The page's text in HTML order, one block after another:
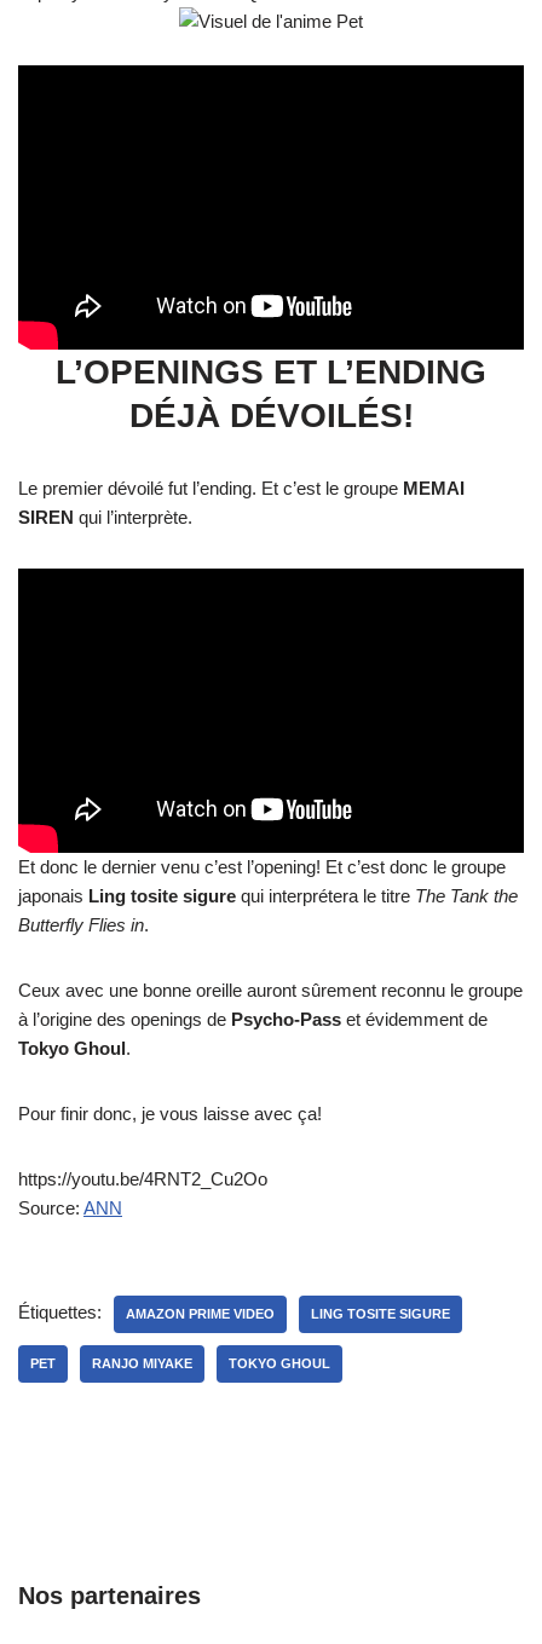
L’OPENINGS ET L’ENDING
DÉJÀ DÉVOILÉS!
Le premier dévoilé fut l’ending. Et c’est le groupe MEMAI
SIREN qui l’interprète.
Et donc le dernier venu c’est l’opening! Et c’est donc le groupe
japonais Ling tosite sigure qui interprétera le titre The Tank the
Butterfly Flies in.
Ceux avec une bonne oreille auront sûrement reconnu le groupe
à l’origine des openings de Psycho-Pass et évidemment de
Tokyo Ghoul.
Pour finir donc, je vous laisse avec ça!
https://youtu.be/4RNT2_Cu2Oo
Source: ANN
Étiquettes: AMAZON PRIME VIDEO LING TOSITE SIGURE
PET RANJO MIYAKE TOKYO GHOUL
Nos partenaires